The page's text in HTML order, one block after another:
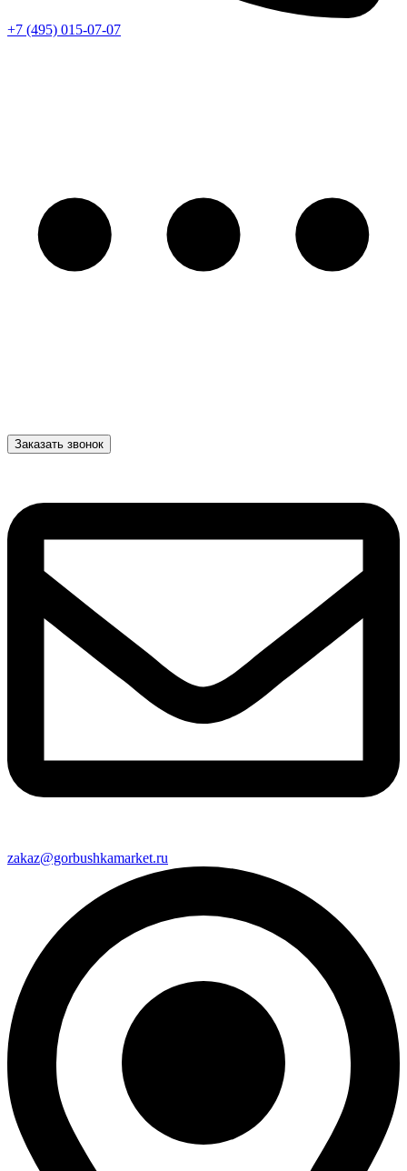
+7 (495) 015-07-07
Заказать звонок
zakaz@gorbushkamarket.ru